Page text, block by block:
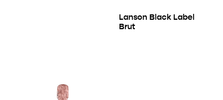
Lanson Black Label
Brut